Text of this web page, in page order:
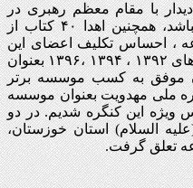
با مقام معظم رهبری در
سالهای ۱۳۹۳ ، ۱۳۹۷ و ۱۳۹۸ میباشد، همچنین اهدا ۴۰ کتاب از
، احساس تکلیف اعضای این
مجموعه را دوچندان نمود. در سال های ۱۳۹۲ ، ۱۳۹۴ ،۱۳۹۶ بعنوان
موفق به کسب موسسه برتر
در سال ۱۳۹۲ در کنگره ملی مهدویت بعنوان موسسه
ویژه این کنگره شدیم. در دو
السلام) استان خوزستان،
تعلق گرفت.